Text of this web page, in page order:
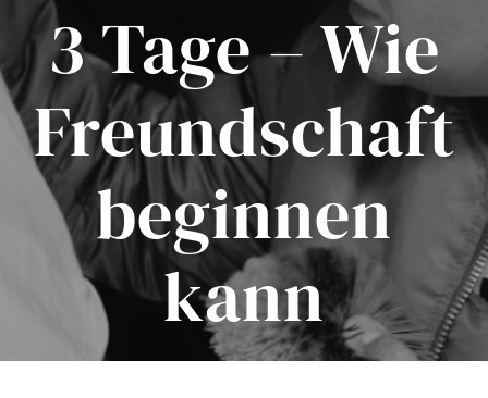
3 Tage – Wie
Freundschaft
beginnen
kann
Aufrüttelndes Stück über Respekt und